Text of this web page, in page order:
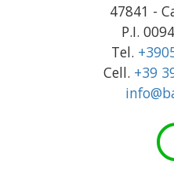
47841 -
P.I.
Tel.
Cell. +39